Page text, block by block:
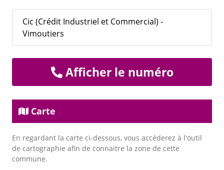
Cic (Crédit Industriel et Commercial) -
Vimoutiers
Afficher le numéro
Carte
En regardant la carte ci-dessous, vous accéderez à l'outil
de cartographie afin de connaitre la zone de cette
commune.